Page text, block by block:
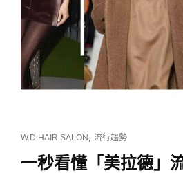
CAT
LINKS
W.D HAIR SALON , 流行趨勢
一秒看懂「美拉德」